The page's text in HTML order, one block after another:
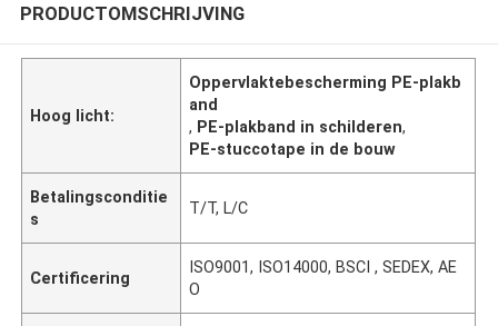
PRODUCTOMSCHRIJVING
Hoog licht:
Oppervlaktebescherming PE-plakb
and
, PE-plakband in schilderen,
PE-stuccotape in de bouw
Betalingsconditie
s
T/T, L/C
Certificering
ISO9001, ISO14000, BSCI , SEDEX, AE
O